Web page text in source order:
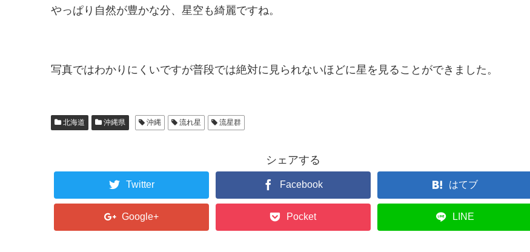
やっぱり自然が豊かな分、星空も綺麗ですね。
写真ではわかりにくいですが普段では絶対に見られないほどに星を見ることができました。
北海道 沖縄県 沖縄 流れ星 流星群
シェアする
Twitter Facebook はてブ
Google+ Pocket LINE